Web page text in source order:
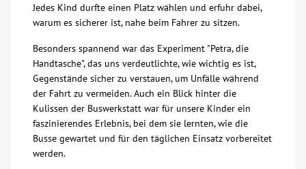
Mitmachen
Karriere
Ausbildung
Glossar
Jedes Kind durfte einen Platz wählen und erfuhr dabei,
warum es sicherer ist, nahe beim Fahrer zu sitzen.
Besonders spannend war das Experiment "Petra, die
Handtasche", das uns verdeutlichte, wie wichtig es ist,
Gegenstände sicher zu verstauen, um Unfälle während
der Fahrt zu vermeiden. Auch ein Blick hinter die
Kulissen der Buswerkstatt war für unsere Kinder ein
faszinierendes Erlebnis, bei dem sie lernten, wie die
Busse gewartet und für den täglichen Einsatz vorbereitet
werden.